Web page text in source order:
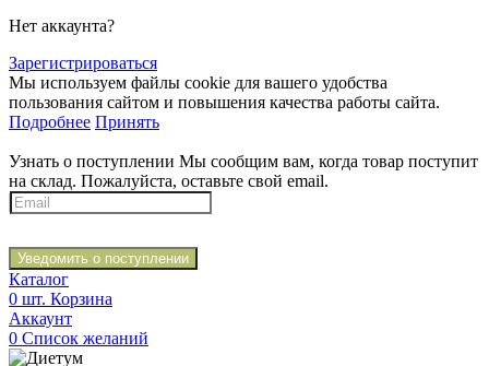
Нет аккаунта?
Зарегистрироваться
Мы используем файлы cookie для вашего удобства
пользования сайтом и повышения качества работы сайта.
Подробнее Принять
Узнать о поступлении Мы сообщим вам, когда товар поступит
на склад. Пожалуйста, оставьте свой email.
Уведомить о поступлении
Каталог
0 шт. Корзина
Аккаунт
0 Список желаний